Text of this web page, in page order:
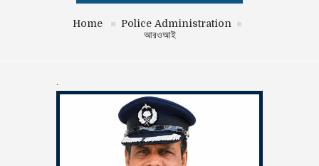
Home
Police Administration
আরওআই